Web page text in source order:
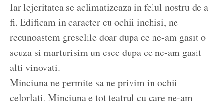
Iar lejeritatea se aclimatizeaza in felul nostru de a
fi. Edificam in caracter cu ochii inchisi, ne
recunoastem greselile doar dupa ce ne-am gasit o
scuza si marturisim un esec dupa ce ne-am gasit
alti vinovati.
Minciuna ne permite sa ne privim in ochii
celorlati. Minciuna e tot teatrul cu care ne-am